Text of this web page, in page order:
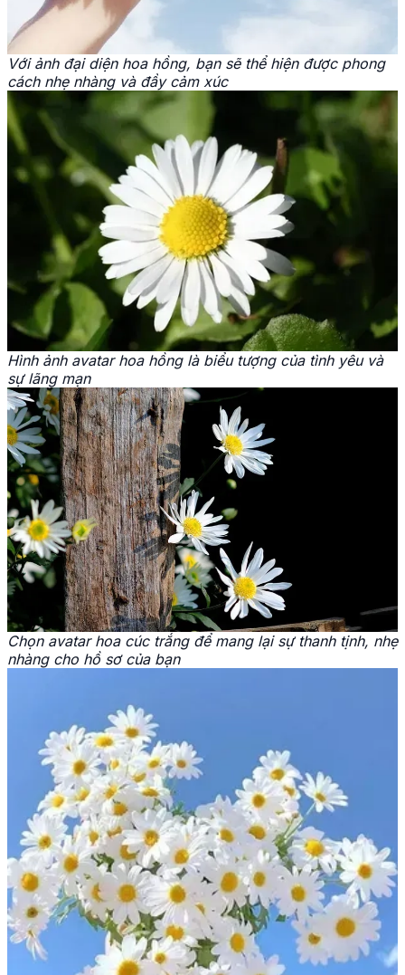
Với ảnh đại diện hoa hồng, bạn sẽ thể hiện được phong
cách nhẹ nhàng và đầy cảm xúc
Hình ảnh avatar hoa hồng là biểu tượng của tình yêu và
sự lãng mạn
Chọn avatar hoa cúc trắng để mang lại sự thanh tịnh, nhẹ
nhàng cho hồ sơ của bạn